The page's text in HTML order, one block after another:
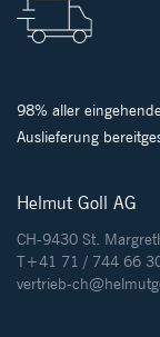
98% aller
Auslieferung
Helmut Goll AG
CH-9430 St.
T+41 71 / 744 66
vertrieb-